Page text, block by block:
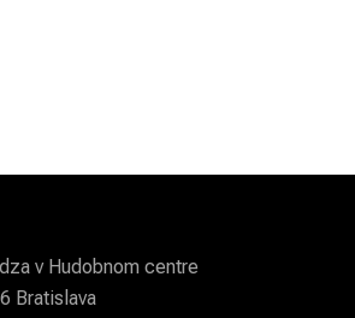
v Hudobnom centre
Bratislava